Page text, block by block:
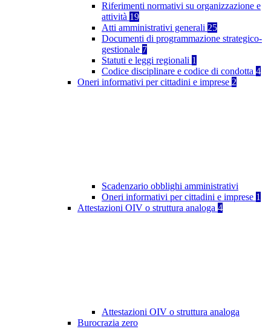
Riferimenti normativi su organizzazione e
attività 19
Atti amministrativi generali 25
Documenti di programmazione strategico-
gestionale 7
Statuti e leggi regionali 1
Codice disciplinare e codice di condotta 4
Oneri informativi per cittadini e imprese 2
Scadenzario obblighi amministrativi
Oneri informativi per cittadini e imprese 1
Attestazioni OIV o struttura analoga 4
Attestazioni OIV o struttura analoga
Burocrazia zero